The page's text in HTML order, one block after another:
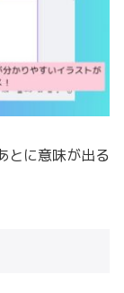
とに意味が出る